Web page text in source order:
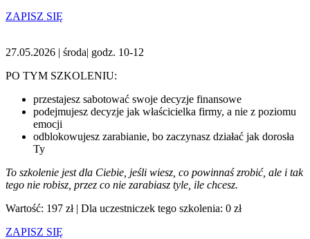
ZAPISZ SIĘ
27.05.2026 | środa| godz. 10-12
PO TYM SZKOLENIU:
przestajesz sabotować swoje decyzje finansowe
podejmujesz decyzje jak właścicielka firmy, a nie z poziomu
emocji
odblokowujesz zarabianie, bo zaczynasz działać jak dorosła
Ty
To szkolenie jest dla Ciebie, jeśli wiesz, co powinnaś zrobić, ale i tak
tego nie robisz, przez co nie zarabiasz tyle, ile chcesz.
Wartość: 197 zł | Dla uczestniczek tego szkolenia: 0 zł
ZAPISZ SIĘ